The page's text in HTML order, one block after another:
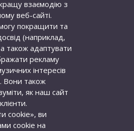
Кременчуцький район,
індекс: 39073
взаємодію з
веб-сайті.
покращити та
(наприклад,
також адаптувати
рекламу
інтересів
Вони також
як наш сайт
cookie», ви
cookie на